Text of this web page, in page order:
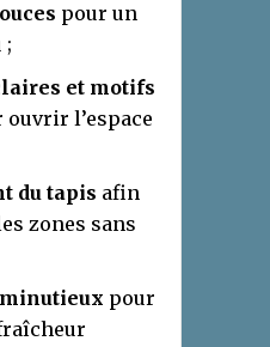
pour un
;
et motifs
ouvrir l’espace
du tapis afin
zones sans
pour